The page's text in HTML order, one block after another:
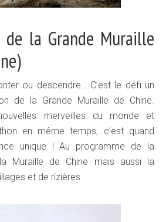
de la Grande Muraille
ou descendre… C’est le défi un
de la Grande Muraille de Chine.
merveilles du monde et
en même temps, c’est quand
unique ! Au programme de la
Muraille de Chine mais aussi la
et de rizières.